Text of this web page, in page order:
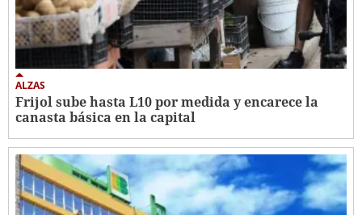
ALZAS
Frijol sube hasta L10 por medida y encarece la
canasta básica en la capital